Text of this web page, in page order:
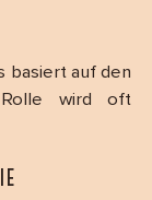
basiert auf den
wird oft